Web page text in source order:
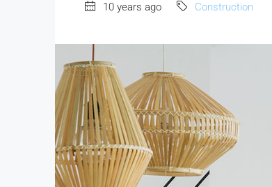
10 years ago Construction